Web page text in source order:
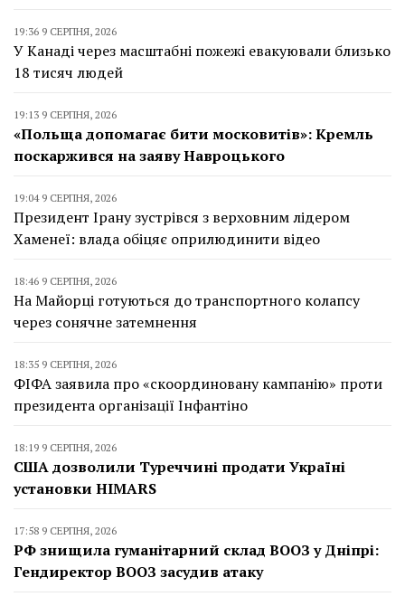
19:36 9 СЕРПНЯ, 2026
У Канаді через масштабні пожежі евакуювали близько
18 тисяч людей
19:13 9 СЕРПНЯ, 2026
«Польща допомагає бити московитів»: Кремль
поскаржився на заяву Навроцького
19:04 9 СЕРПНЯ, 2026
Президент Ірану зустрівся з верховним лідером
Хаменеї: влада обіцяє оприлюдинити відео
18:46 9 СЕРПНЯ, 2026
На Майорці готуються до транспортного колапсу
через сонячне затемнення
18:35 9 СЕРПНЯ, 2026
ФІФА заявила про «скоординовану кампанію» проти
президента організації Інфантіно
18:19 9 СЕРПНЯ, 2026
США дозволили Туреччині продати Україні
установки HIMARS
17:58 9 СЕРПНЯ, 2026
РФ знищила гуманітарний склад ВООЗ у Дніпрі:
Гендиректор ВООЗ засудив атаку